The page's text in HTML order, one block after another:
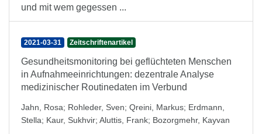
und mit wem gegessen ...
2021-03-31 Zeitschriftenartikel
Gesundheitsmonitoring bei geflüchteten Menschen
in Aufnahmeeinrichtungen: dezentrale Analyse
medizinischer Routinedaten im Verbund
Jahn, Rosa; Rohleder, Sven; Qreini, Markus; Erdmann,
Stella; Kaur, Sukhvir; Aluttis, Frank; Bozorgmehr, Kayvan